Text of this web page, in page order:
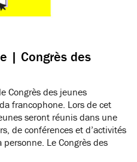
| Congrès des
Congrès des jeunes
francophone. Lors de cet
seront réunis dans une
de conférences et d’activités
Le Congrès des